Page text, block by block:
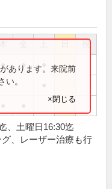
祝
● ●
あります。来院前
い。
×閉じる
、土曜日16:30迄
、レーザー治療も行